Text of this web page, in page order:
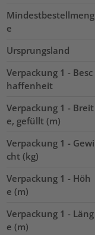
Mindestbestellmeng
e
Ursprungsland
Verpackung 1 - Besc
haffenheit
Verpackung 1 - Breit
e, gefüllt (m)
Verpackung 1 - Gewi
cht (kg)
Verpackung 1 - Höh
e (m)
Verpackung 1 - Läng
e (m)